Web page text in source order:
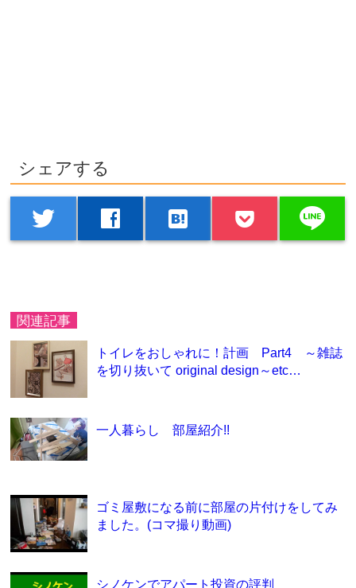
シェアする
twitter facebook hatenabookmark line
関連記事
トイレをおしゃれに！計画 Part4 ～雑誌
を切り抜いて original design～etc…
一人暮らし 部屋紹介!!
ゴミ屋敷になる前に部屋の片付けをしてみ
ました。(コマ撮り動画)
シノケンでアパート投資の評判